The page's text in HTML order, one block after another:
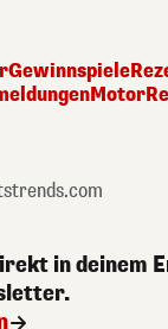
Gewinnspiele
Motor
in deinem